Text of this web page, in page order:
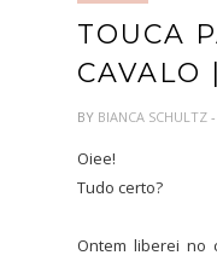
TOUCA
CAVALO
BY BIANCA SCHULTZ
Oiee!
Tudo certo?
Ontem liberei no